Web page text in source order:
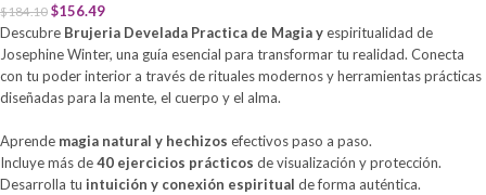
$184.10 $156.49
Descubre Brujeria Develada Practica de Magia yespiritualidad de
Josephine Winter, una guía esencial para transformar tu realidad. Conecta
con tu poder interior a través de rituales modernos y herramientas prácticas
diseñadas para la mente, el cuerpo y el alma.
Aprende magia natural y hechizos efectivos paso a paso.
Incluye más de40 ejercicios prácticos de visualización y protección.
Desarrolla tu intuición y conexión espiritual de forma auténtica.